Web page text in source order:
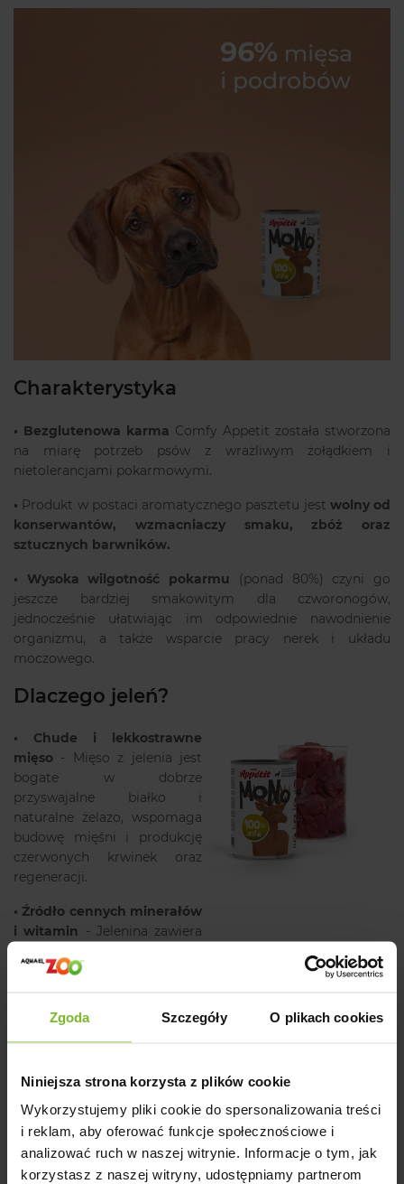
Zgoda Szczegóły O plikach cookies
Niniejsza strona korzysta z plików cookie
Wykorzystujemy pliki cookie do spersonalizowania treści
i reklam, aby oferować funkcje społecznościowe i
analizować ruch w naszej witrynie. Informacje o tym, jak
korzystasz z naszej witryny, udostępniamy partnerom
Charakterystyka
• Bezglutenowa karma Comfy Appetit została stworzona
na miarę potrzeb psów z wrażliwym żołądkiem i
nietolerancjami pokarmowymi.
• Produkt w postaci aromatycznego pasztetu jest wolny od
konserwantów, wzmacniaczy smaku, zbóż oraz
sztucznych barwników.
• Wysoka wilgotność pokarmu (ponad 80%) czyni go
jeszcze bardziej smakowitym dla czworonogów,
jednocześnie ułatwiając im odpowiednie nawodnienie
organizmu, a także wsparcie pracy nerek i układu
moczowego.
Dlaczego jeleń?
• Chude i lekkostrawne
mięso - Mięso z jelenia jest
bogate w dobrze
przyswajalne białko i
naturalne żelazo, wspomaga
budowę mięśni i produkcję
czerwonych krwinek oraz
regeneracji.
• Źródło cennych minerałów
i witamin - Jelenina zawiera
grupy B, które wspierają
skóry i sierści.
•Bezpieczne dla alergików
dobrze tolerowana, nawet
przez psy z
nadwrażliwościami
pokarmowymi. Białko jelenia
zalicza się do białek rzadko